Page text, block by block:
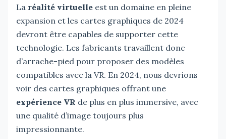
La réalité virtuelle est un domaine en pleine
expansion et les cartes graphiques de 2024
devront être capables de supporter cette
technologie. Les fabricants travaillent donc
d’arrache-pied pour proposer des modèles
compatibles avec la VR. En 2024, nous devrions
voir des cartes graphiques offrant une
expérience VR de plus en plus immersive, avec
une qualité d’image toujours plus
impressionnante.